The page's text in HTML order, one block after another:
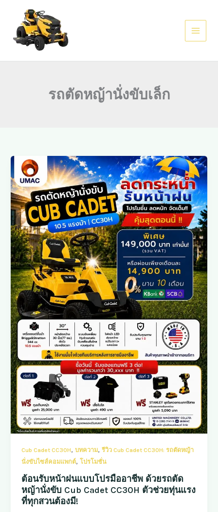
content
รถตัดหญ้านั่งขับเล็ก
Cub Cadet CC30H,บทความ,รีวิว Cub Cadet CC30H: รถตัดหญ้า
นั่งขับไซส์คอมแพกต์,โปรโมชั่น
ต้อนรับหน้าฝนแบบโปรมืออาชีพ ด้วยรถตัด
หญ้านั่งขับ Cub Cadet CC30H ตัวช่วยทุ่นแรง
ที่ทุกสวนต้องมี!